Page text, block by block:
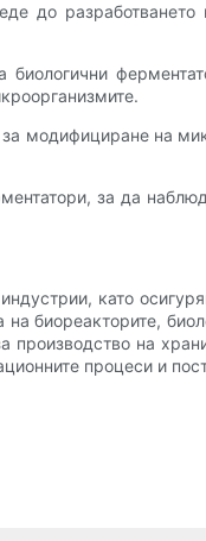
до
биологични
модифициране на
за да
като
биореакторите,
на
процеси и